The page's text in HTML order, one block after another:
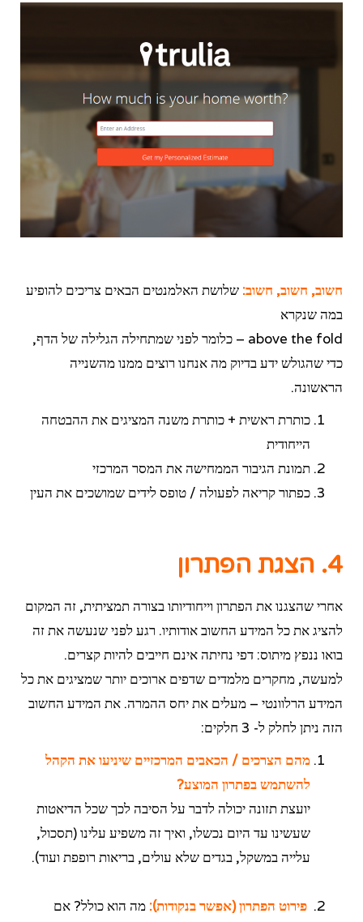
חשוב, חשוב, חשוב: שלושת האלמנטים הבאים צריכים להופיע
במה שנקרא
above the fold – כלומר לפני שמתחילה הגלילה של הדף,
כדי שהגולש ידע בדיוק מה אנחנו רוצים ממנו מהשנייה
הראשונה.
כותרת ראשית + כותרת משנה המציגים את ההבטחה
הייחודית
תמונת הגיבור הממחישה את המסר המרכזי
כפתור קריאה לפעולה / טופס לידים שמושכים את העין
4. הצגת הפתרון
אחרי שהצגנו את הפתרון וייחודיותו בצורה תמציתית, זה המקום
להציג את כל המידע החשוב אודותיו. רגע לפני שנעשה את זה
בואו ננפץ מיתוס: דפי נחיתה אינם חייבים להיות קצרים.
למעשה, מחקרים מלמדים שדפים ארוכים יותר שמציגים את כל
המידע הרלוונטי – מעלים את יחס ההמרה. את המידע החשוב
הזה ניתן לחלק ל- 3 חלקים:
מהם הצרכים / הכאבים המרכזיים שיניעו את הקהל
להשתמש בפתרון המוצע?
יועצת תזונה יכולה לדבר על הסיבה לכך שכל הדיאטות
שעשינו עד היום נכשלו, ואיך זה משפיע עלינו (תסכול,
עלייה במשקל, בגדים שלא עולים, בריאות רופפת ועוד).
פירוט הפתרון (אפשר בנקודות): מה הוא כולל? אם